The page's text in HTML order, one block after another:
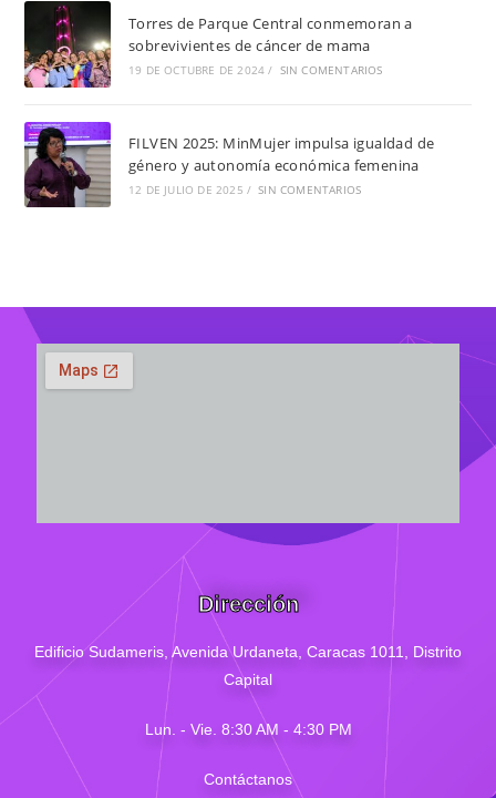
Torres de Parque Central conmemoran a
sobrevivientes de cáncer de mama
19 DE OCTUBRE DE 2024 / SIN COMENTARIOS
FILVEN 2025: MinMujer impulsa igualdad de
género y autonomía económica femenina
12 DE JULIO DE 2025 / SIN COMENTARIOS
Dirección
Edificio Sudameris, Avenida Urdaneta, Caracas 1011, Distrito
Capital
Lun. - Vie. 8:30 AM - 4:30 PM
Contáctanos